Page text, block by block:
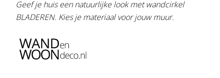
Geef je huis een natuurlijke look met wandcirkel
BLADEREN. Kies je materiaal voor jouw muur.